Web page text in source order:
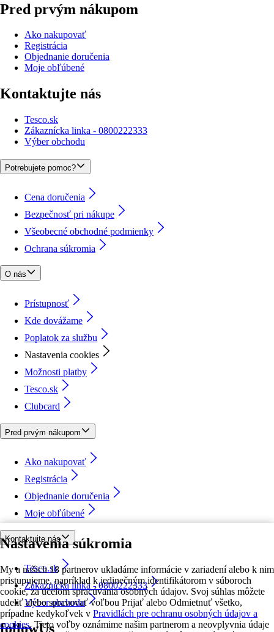
Nastavenia súkromia
My a našich 18 partnerov ukladáme informácie v zariadení alebo k nim
pristupujeme, napríklad k jedinečným identifikátorom v súboroch
cookie, za účelom spracúvania osobných údajov. Svoj súhlas môžete
udeliť alebo spravovať voľbou Prijať alebo Odmietnuť všetko,
prípadne kedykoľvek v Pravidlách pre ochranu osobných údajov a
cookies. Tieto voľby oznámime našim partnerom a neovplyvnia údaje
Pred prvým nákupom
Ako nakupovať
Registrácia
Objednanie doručenia
Moje obľúbené
Kontaktujte nás
Tesco.sk
Zákaznícka linka - 0800222333
Výber obchodu
Potrebujete pomoc?
Cena doručenia
Bezpečnosť pri nákupe
Všeobecné obchodné podmienky
Ochrana súkromia
O nás
Prístupnosť
Kde dovážame
Poplatok za službu
Nastavenia cookies
Možnosti platby
Tesco.sk
Clubcard
Pred prvým nákupom
Ako nakupovať
Registrácia
Objednanie doručenia
Moje obľúbené
Kontaktujte nás
Tesco.sk
Zákaznícka linka - 0800222333
Výber obchodu
followUs